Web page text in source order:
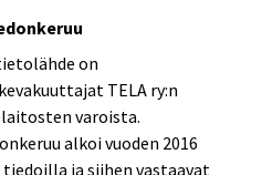
on
TELA ry:n
varoista.
alkoi vuoden 2016
ja siihen vastaavat